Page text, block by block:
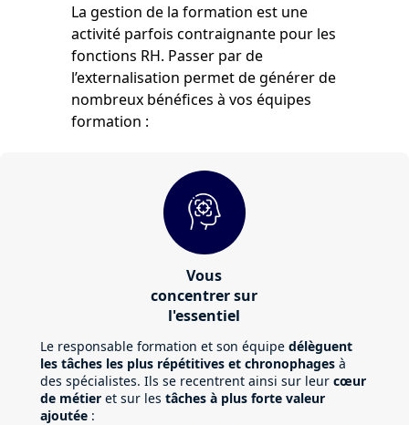
La gestion de la formation est une
activité parfois contraignante pour les
fonctions RH. Passer par de
l’externalisation permet de générer de
nombreux bénéfices à vos équipes
formation :
Vous
concentrer sur
l'essentiel
Le responsable formation et son équipedélèguent
les tâches les plus répétitives et chronophages à
des spécialistes. Ils se recentrent ainsi sur leurcœur
de métier et sur lestâches à plus forte valeur
ajoutée :